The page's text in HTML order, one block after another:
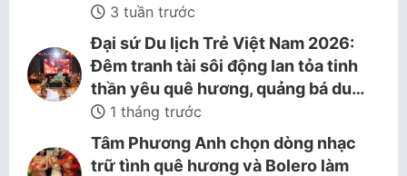
3 tuần trước
Đại sứ Du lịch Trẻ Việt Nam 2026:
Đêm tranh tài sôi động lan tỏa tinh
thần yêu quê hương, quảng bá du…
1 tháng trước
Tâm Phương Anh chọn dòng nhạc
trữ tình quê hương và Bolero làm